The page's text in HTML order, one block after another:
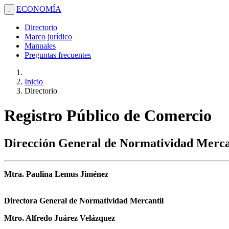
. ECONOMÍA
Directorio
Marco jurídico
Manuales
Preguntas frecuentes
Inicio
Directorio
Registro Público de Comercio
Dirección General de Normatividad
Mtra. Paulina Lemus Jiménez
Directora General de Normatividad Mercantil
Mtro. Alfredo Juárez Velázquez